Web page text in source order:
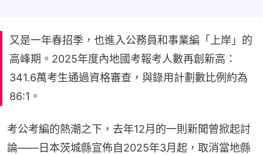
又是一年春招季，也進入公務員和事業編「上岸」的
高峰期。2025年度內地國考報考人數再創新高：
341.6萬考生通過資格審查，與錄用計劃數比例約為
86:1。
考公考編的熱潮之下，去年12月的一則新聞曾掀起討
論——日本茨城縣宣佈自2025年3月起，取消當地縣